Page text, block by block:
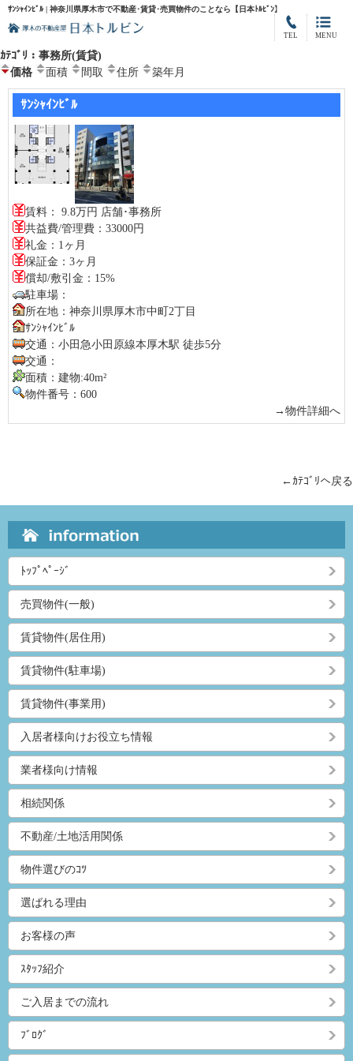
ｻﾝｼｬｲﾝﾋﾞﾙ | 神奈川県厚木市で不動産･賃貸･売買物件のことなら【日本ﾄﾙﾋﾞﾝ】
MENU
TEL
ｶﾃｺﾞﾘ：事務所(賃貸)
価格
面積 間取 住所 築年月
ｻﾝｼｬｲﾝﾋﾞﾙ
賃料： 9.8万円 店舗･事務所
共益費/管理費：33000円
礼金：1ヶ月
保証金：3ヶ月
償却/敷引金：15%
駐車場：
所在地：神奈川県厚木市中町2丁目
ｻﾝｼｬｲﾝﾋﾞﾙ
交通：小田急小田原線本厚木駅 徒歩5分
交通：
面積：建物:40m²
物件番号：600
→物件詳細へ
←ｶﾃｺﾞﾘへ戻る
ﾄｯﾌﾟﾍﾟｰｼﾞ
売買物件(一般)
賃貸物件(居住用)
賃貸物件(駐車場)
賃貸物件(事業用)
入居者様向けお役立ち情報
業者様向け情報
相続関係
不動産/土地活用関係
物件選びのｺﾂ
選ばれる理由
お客様の声
ｽﾀｯﾌ紹介
ご入居までの流れ
ﾌﾞﾛｸﾞ